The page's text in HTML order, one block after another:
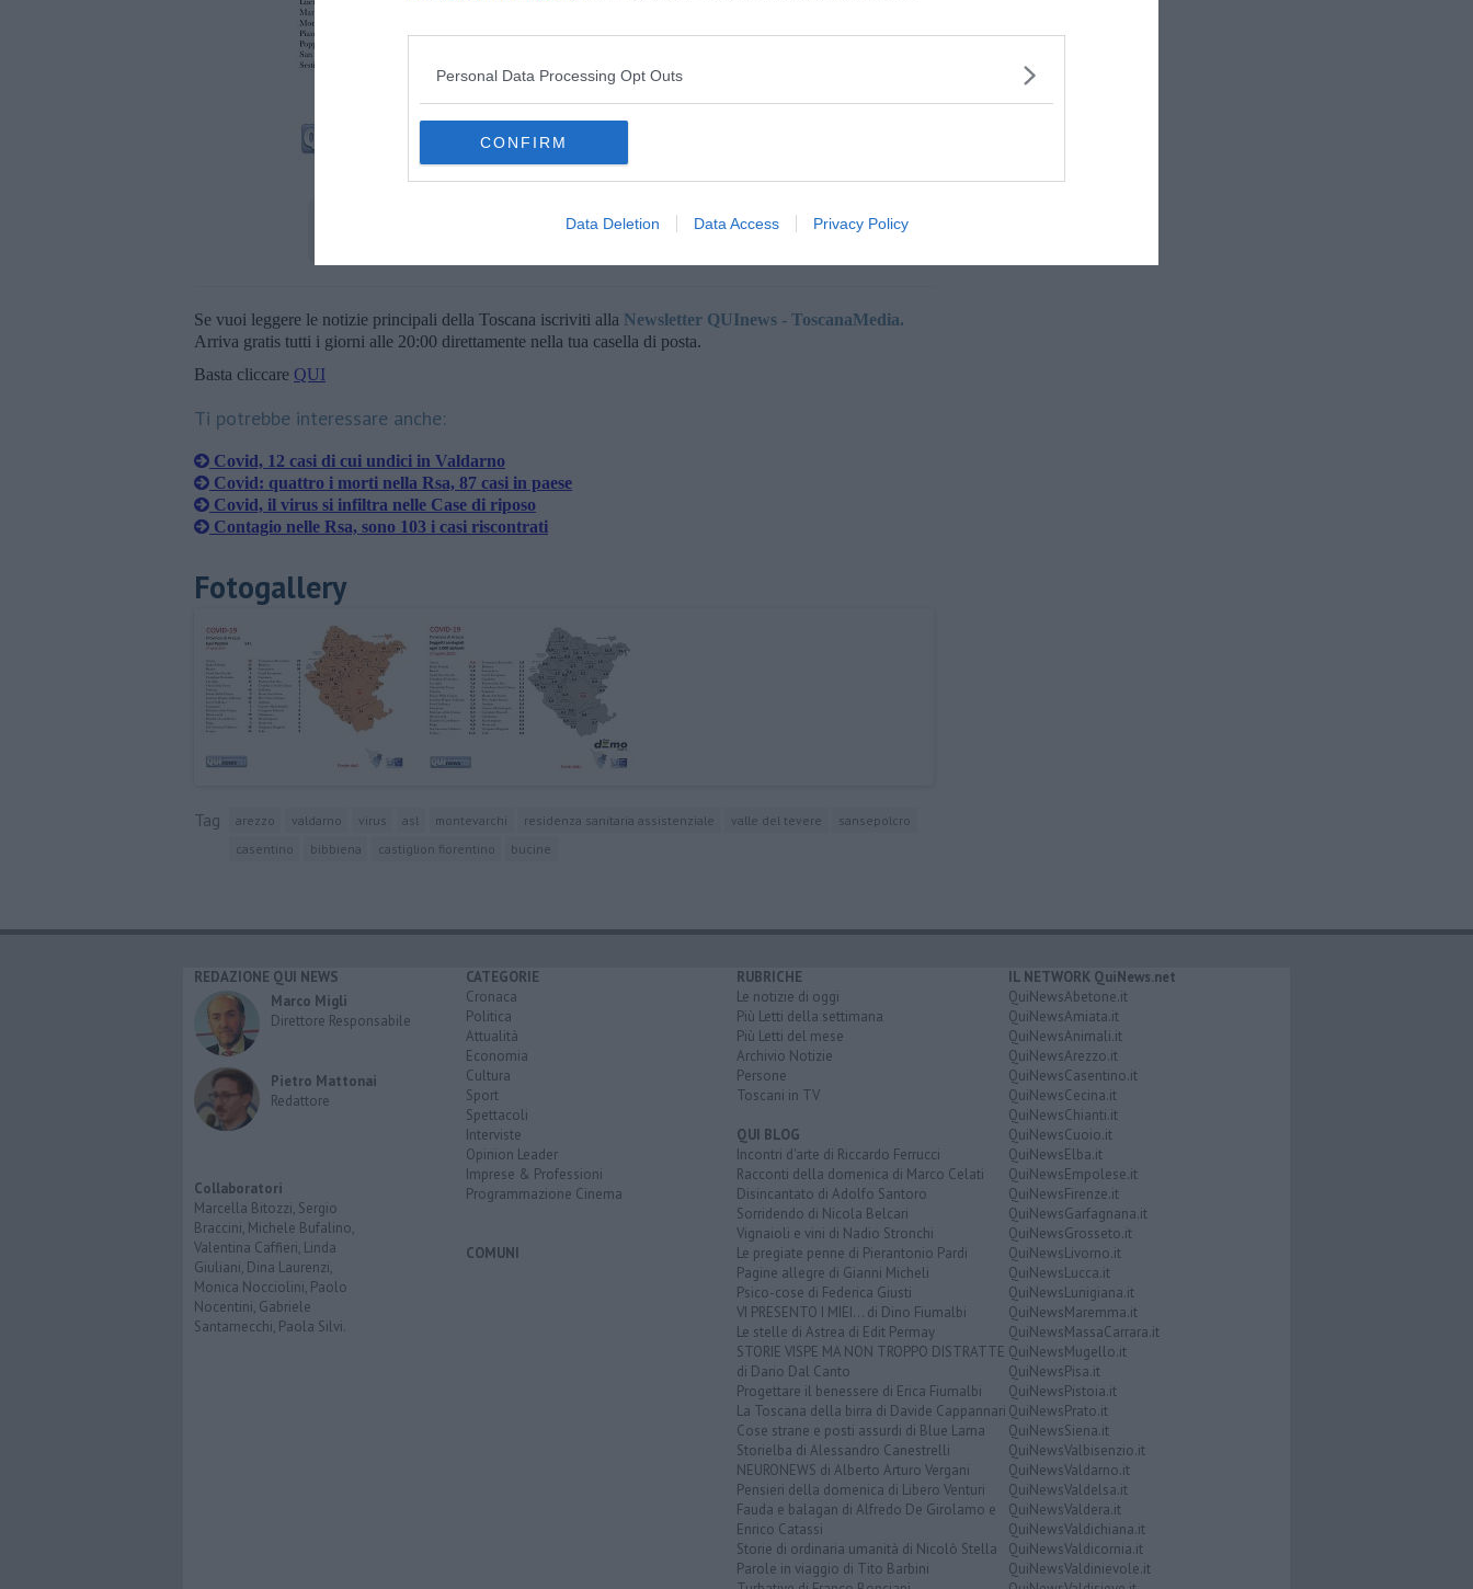
Personal Data Processing Opt Outs
CONFIRM
Data Deletion Data Access Privacy Policy
Se vuoi leggere le notizie principali della Toscana iscriviti alla Newsletter QUInews - ToscanaMedia.
Arriva gratis tutti i giorni alle 20:00 direttamente nella tua casella di posta.
Basta cliccare QUI
Ti potrebbe interessare anche:
Covid, 12 casi di cui undici in Valdarno
Covid: quattro i morti nella Rsa, 87 casi in paese
Covid, il virus si infiltra nelle Case di riposo
Contagio nelle Rsa, sono 103 i casi riscontrati
Fotogallery
Tag arezzo valdarno virus asl montevarchi residenza sanitaria assistenziale valle del tevere
sansepolcro
casentino
bibbiena castiglion fiorentino bucine
REDAZIONE QUI NEWS
Marco Migli
Direttore Responsabile
Pietro Mattonai
Redattore
Collaboratori
Marcella Bitozzi, Sergio
Braccini, Michele Bufalino,
Valentina Caffieri, Linda
Giuliani, Dina Laurenzi,
Monica Nocciolini, Paolo
Nocentini, Gabriele
Santarnecchi, Paola Silvi.
CATEGORIE
Cronaca
Politica
Attualità
Economia
Cultura
Sport
Spettacoli
Interviste
Opinion Leader
Imprese & Professioni
Programmazione Cinema
COMUNI
RUBRICHE
Le notizie di oggi
Più Letti della settimana
Più Letti del mese
Archivio Notizie
Persone
Toscani in TV
QUI BLOG
Incontri d'arte di Riccardo Ferrucci
Racconti della domenica di Marco Celati
Disincantato di Adolfo Santoro
Sorridendo di Nicola Belcari
Vignaioli e vini di Nadio Stronchi
Le pregiate penne di Pierantonio Pardi
Pagine allegre di Gianni Micheli
Psico-cose di Federica Giusti
VI PRESENTO I MIEI... di Dino Fiumalbi
Le stelle di Astrea di Edit Permay
STORIE VISPE MA NON TROPPO DISTRATTE
di Dario Dal Canto
Progettare il benessere di Erica Fiumalbi
La Toscana della birra di Davide Cappannari
Cose strane e posti assurdi di Blue Lama
Storielba di Alessandro Canestrelli
NEURONEWS di Alberto Arturo Vergani
Pensieri della domenica di Libero Venturi
Fauda e balagan di Alfredo De Girolamo e
Enrico Catassi
Storie di ordinaria umanità di Nicolò Stella
Parole in viaggio di Tito Barbini
IL NETWORK QuiNews.net
QuiNewsAbetone.it
QuiNewsAmiata.it
QuiNewsAnimali.it
QuiNewsArezzo.it
QuiNewsCasentino.it
QuiNewsCecina.it
QuiNewsChianti.it
QuiNewsCuoio.it
QuiNewsElba.it
QuiNewsEmpolese.it
QuiNewsFirenze.it
QuiNewsGarfagnana.it
QuiNewsGrosseto.it
QuiNewsLivorno.it
QuiNewsLucca.it
QuiNewsLunigiana.it
QuiNewsMaremma.it
QuiNewsMassaCarrara.it
QuiNewsMugello.it
QuiNewsPisa.it
QuiNewsPistoia.it
QuiNewsPrato.it
QuiNewsSiena.it
QuiNewsValbisenzio.it
QuiNewsValdarno.it
QuiNewsValdelsa.it
QuiNewsValdera.it
QuiNewsValdichiana.it
QuiNewsValdicornia.it
QuiNewsValdinievole.it